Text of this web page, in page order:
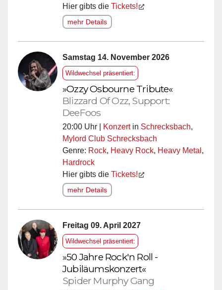
Hier gibts die Tickets!
mehr Details
Samstag 14. November 2026
Wildwechsel präsentiert:
»Ozzy Osbourne Tribute«
Blizzard Of Ozz, Support:
DeeFoos
20:00 Uhr | Konzertin Schrecksbach,
Mylord Club Schrecksbach
Genre: Rock, Heavy Rock, Heavy Metal ,
Hardrock
Hier gibts die Tickets!
mehr Details
Freitag 09. April 2027
Wildwechsel präsentiert:
»50 Jahre Rock'n Roll -
Jubiläumskonzert«
Spider Murphy Gang